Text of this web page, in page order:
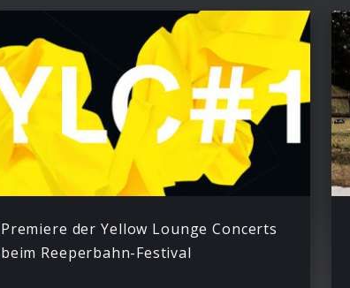
Premiere der Yellow Lounge Concerts
beim Reeperbahn-Festival